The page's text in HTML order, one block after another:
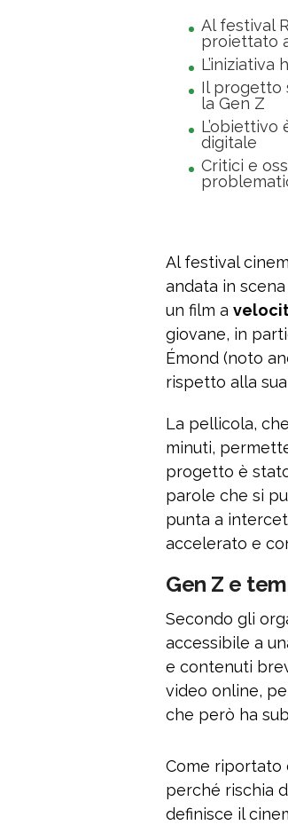
Al festival
proiettato
Il progetto
la Gen Z
digitale
Critici e
Al festival
andata in
un film a
giovane, in
Émond (noto
rispetto alla
La pellicola,
minuti,
progetto è
parole che si
punta a
accelerato e
Gen Z e
Secondo gli
accessibile a
e contenuti
video online,
che però ha
Come riportato
perché rischia
definisce il